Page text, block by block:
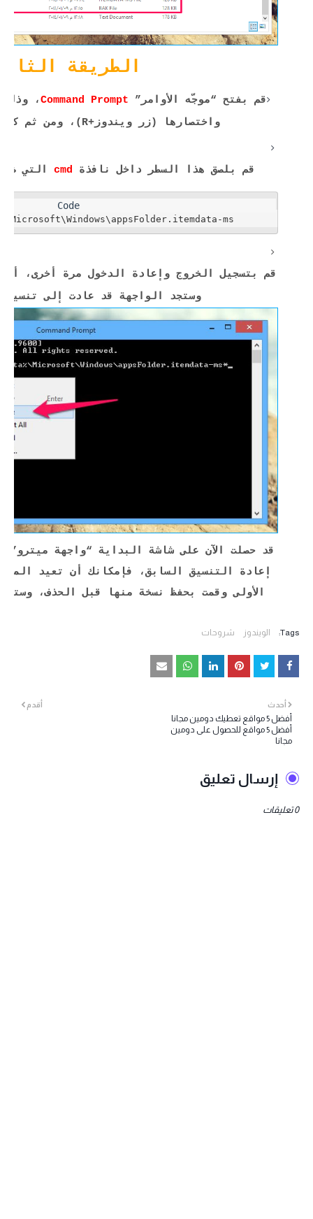
الطريقة
قم بفتح “موجّه الأوامر”
،
واختصارها (زر ويندوز+R)، ومن ثم كتابة
قم بلصق هذا السطر داخل نافذة cmd التي
ms*
قم بتسجيل الخروج وإعادة الدخول مرة أخرى، أو
وستجد الواجهة قد عادت إلى
قد حصلت الآن على شاشة البداية “واجهة ميترو”
إعادة التنسيق السابق، فإمكانك أن تعيد
الأولى وقمت بحفظ نسخة منها قبل الحذف،
Tags: الويندوز شروحات
أحدث
أفضل 5 مواقع تعطيك دومين مجانا
أفضل 5 مواقع للحصول على دومين
مجانا
أقدم
إرسال تعليق
0 تعليقات